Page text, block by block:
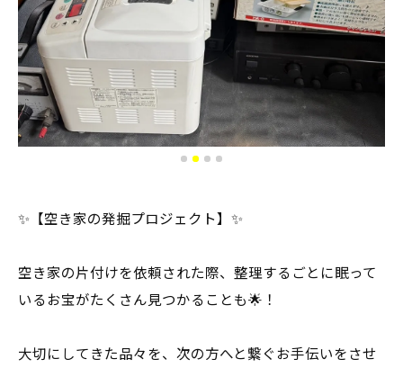
✨【空き家の発掘プロジェクト】✨
空き家の片付けを依頼された際、整理するごとに眠って
いるお宝がたくさん見つかることも🌟！
大切にしてきた品々を、次の方へと繋ぐお手伝いをさせ